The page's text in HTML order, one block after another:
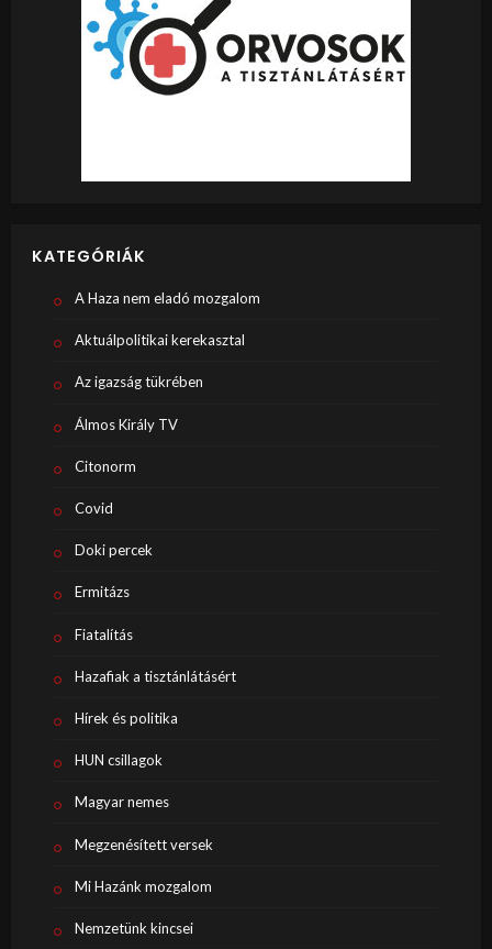
KATEGÓRIÁK
A Haza nem eladó mozgalom
Aktuálpolitikai kerekasztal
Az igazság tükrében
Álmos Király TV
Citonorm
Covid
Doki percek
Ermitázs
Fiatalítás
Hazafiak a tisztánlátásért
Hírek és politika
HUN csillagok
Magyar nemes
Megzenésített versek
Mi Hazánk mozgalom
Nemzetünk kincsei